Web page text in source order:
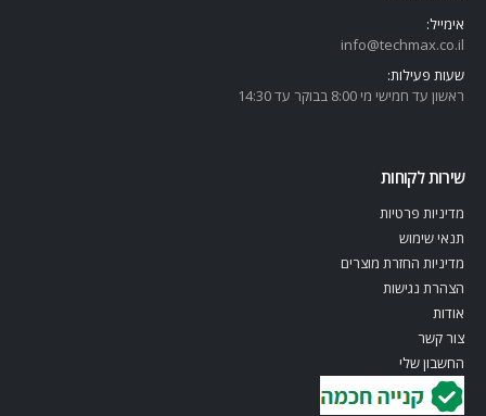
אימייל:
info@techmax.co.il
שעות פעילות:
ראשון עד חמישי מי 8:00 בבוקר עד 14:30
שירות לקוחות
מדיניות פרטיות
תנאי שימוש
מדיניות החזרת מוצרים
הצהרת נגישות
אודות
צור קשר
החשבון שלי